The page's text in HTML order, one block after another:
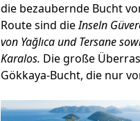
die bezaubernde Bucht
Route sind dieInseln
von Yağlıca und Tersane
Karalos. Die große
Gökkaya-Bucht, die nur